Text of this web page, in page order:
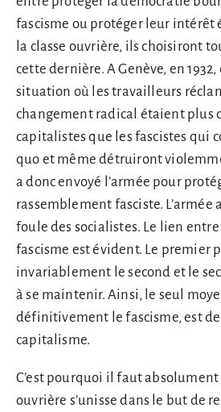
fascisme ou protéger leur intérêt
la classe ouvrière, ils choisiront
cette dernière. A Genève, en 1932,
situation où les travailleurs
changement radical étaient plus
capitalistes que les fascistes qui
quo et même détruiront
a donc envoyé l’armée pour
rassemblement fasciste. L’armée
foule des socialistes. Le lien
fascisme est évident. Le premier
invariablement le second et le
à se maintenir. Ainsi, le seul
définitivement le fascisme, est
capitalisme.
C’est pourquoi il faut absolument
ouvrière s’unisse dans le but de